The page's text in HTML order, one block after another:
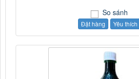
So sánh
Đặt hàng Yêu thích